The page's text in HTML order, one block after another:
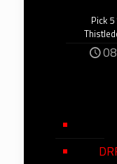
Pick